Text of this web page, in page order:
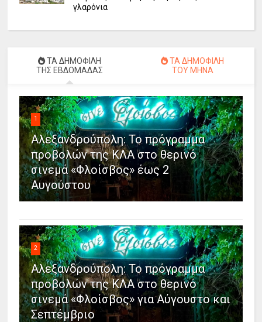
γλαρόνια
ΤΑ ΔΗΜΟΦΙΛΗ
ΤΗΣ ΕΒΔΟΜΑΔΑΣ
ΤΑ ΔΗΜΟΦΙΛΗ
ΤΟΥ ΜΗΝΑ
1
Αλεξανδρούπολη: Το πρόγραμμα
προβολών της ΚΛΑ στο θερινό
σινεμά «Φλοίσβος» έως 2
Αυγούστου
2
Αλεξανδρούπολη: Το πρόγραμμα
προβολών της ΚΛΑ στο θερινό
σινεμά «Φλοίσβος» για Αύγουστο και
Σεπτέμβριο